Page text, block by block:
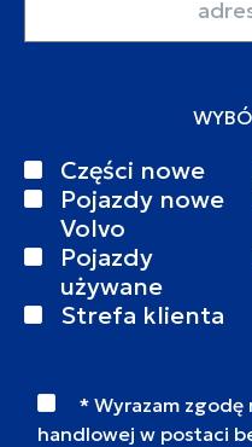
Części nowe
Pojazdy nowe
Volvo
Pojazdy
używane
Strefa klienta
* Wyrazam
handlowej w postaci